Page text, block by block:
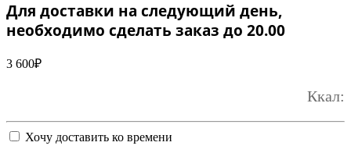
Для доставки на следующий день,
необходимо сделать заказ до 20.00
3 600₽
Ккал:
Хочу доставить ко времени